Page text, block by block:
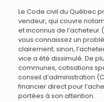
Le Code civil du Québec
vendeur, qui couvre
et inconnus de l’acheteur
vous connaissez un
clairement; sinon,
vice a été dissimulé. De
communes, cotisations
conseil d’administration
financier direct pour
portées à son attention.